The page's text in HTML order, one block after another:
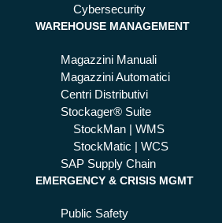
Cybersecurity
WAREHOUSE MANAGEMENT
Magazzini Manuali
Magazzini Automatici
Centri Distributivi
Stockager® Suite
StockMan | WMS
StockMatic | WCS
SAP Supply Chain
EMERGENCY & CRISIS MGMT
Public Safety